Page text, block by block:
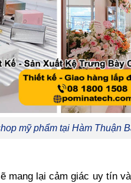
mỹ phẩm tại Hàm Thuận
mang lại cảm giác uy tín